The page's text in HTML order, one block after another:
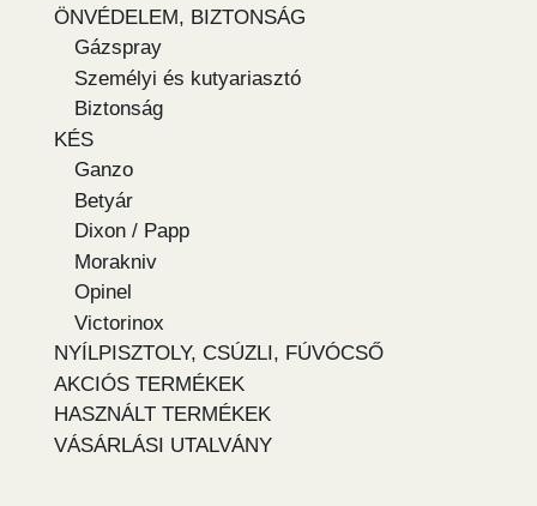
ÖNVÉDELEM, BIZTONSÁG
Gázspray
Személyi és kutyariasztó
Biztonság
KÉS
Ganzo
Betyár
Dixon / Papp
Morakniv
Opinel
Victorinox
NYÍLPISZTOLY, CSÚZLI, FÚVÓCSŐ
AKCIÓS TERMÉKEK
HASZNÁLT TERMÉKEK
VÁSÁRLÁSI UTALVÁNY